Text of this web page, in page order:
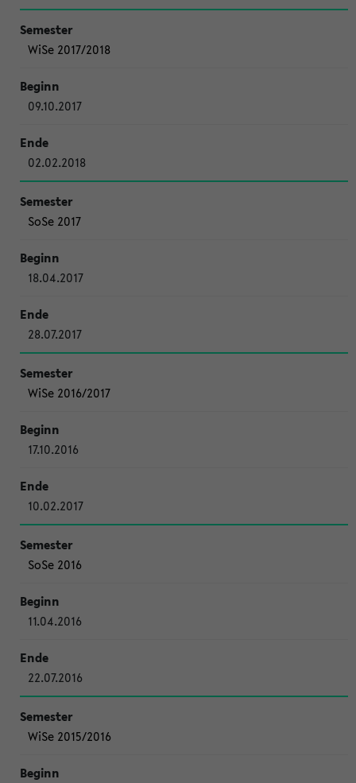
WiSe 2017/2018
09.10.2017
02.02.2018
SoSe 2017
18.04.2017
28.07.2017
WiSe 2016/2017
17.10.2016
10.02.2017
SoSe 2016
11.04.2016
22.07.2016
WiSe 2015/2016